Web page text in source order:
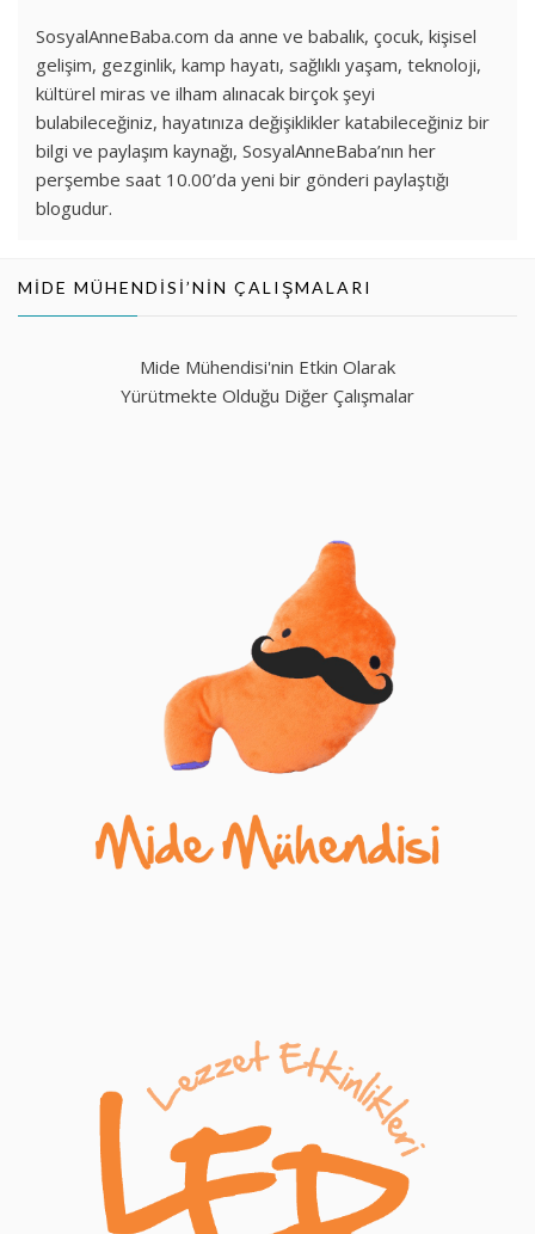
SosyalAnneBaba.com da anne ve babalık, çocuk, kişisel
gelişim, gezginlik, kamp hayatı, sağlıklı yaşam, teknoloji,
kültürel miras ve ilham alınacak birçok şeyi
bulabileceğiniz, hayatınıza değişiklikler katabileceğiniz bir
bilgi ve paylaşım kaynağı, SosyalAnneBaba’nın her
perşembe saat 10.00’da yeni bir gönderi paylaştığı
blogudur.
MIDE MÜHENDISI’NIN ÇALIŞMALARI
Mide Mühendisi'nin Etkin Olarak
Yürütmekte Olduğu Diğer Çalışmalar